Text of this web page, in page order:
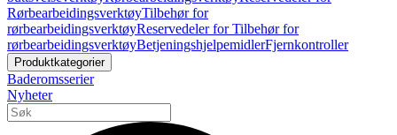
RørbearbeidingsverktøyTilbehør for
rørbearbeidingsverktøyReservedeler for Tilbehør for
rørbearbeidingsverktøyBetjeningshjelpemidlerFjernkontroller
Produktkategorier
Baderomsserier
Nyheter